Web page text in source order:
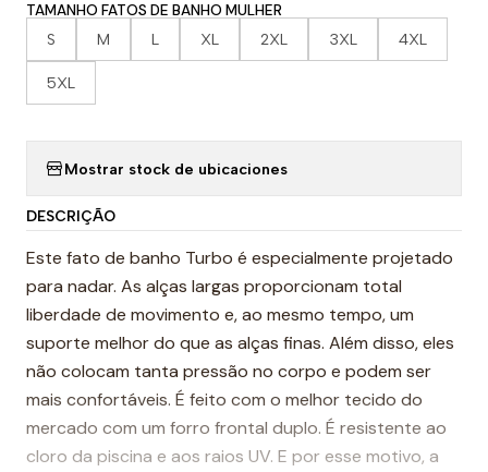
TAMANHO FATOS DE BANHO MULHER
S M L XL 2XL 3XL 4XL
5XL
Mostrar stock de ubicaciones
DESCRIÇÃO
Este fato de banho Turbo é especialmente projetado
para nadar. As alças largas proporcionam total
liberdade de movimento e, ao mesmo tempo, um
suporte melhor do que as alças finas. Além disso, eles
não colocam tanta pressão no corpo e podem ser
mais confortáveis. É feito com o melhor tecido do
mercado com um forro frontal duplo. É resistente ao
cloro da piscina e aos raios UV. E por esse motivo, a